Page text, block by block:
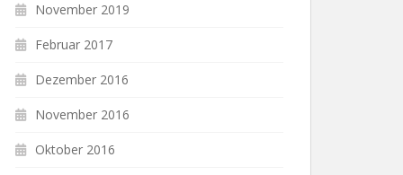
November 2019
Februar 2017
Dezember 2016
November 2016
Oktober 2016